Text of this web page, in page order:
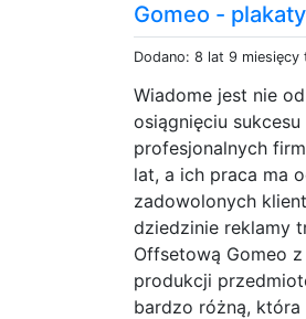
Gomeo -
Dodano: 8 lat 9 miesięcy
Wiadome jest nie
osiągnięciu
profesjonalnych
lat, a ich praca ma
zadowolonych
dziedzinie reklamy
Offsetową Gomeo
produkcji
bardzo różną, która